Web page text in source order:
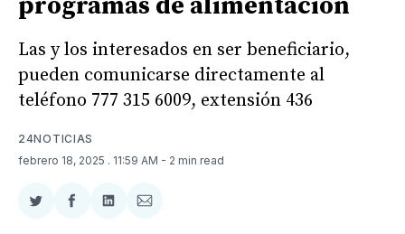
Las y los interesados en ser beneficiario,
pueden comunicarse directamente al
teléfono 777 315 6009, extensión 436
24NOTICIAS
febrero 18, 2025 . 11:59 AM - 2 min read
CompartirCompartir
CompartirCompartir